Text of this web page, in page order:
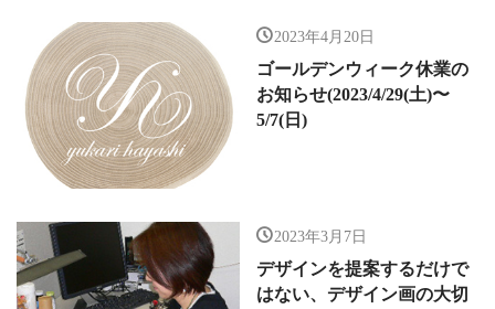
2023年4月20日
ゴールデンウィーク休業の
お知らせ(2023/4/29(土)〜
5/7(日)
2023年3月7日
デザインを提案するだけで
はない、デザイン画の大切